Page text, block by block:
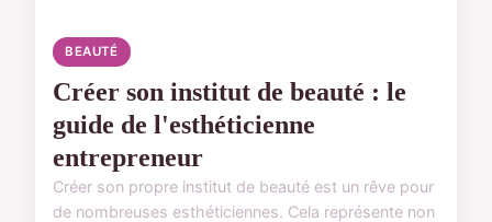
BEAUTÉ
Créer son institut de beauté : le
guide de l'esthéticienne
entrepreneur
Créer son propre institut de beauté est un rêve pour
de nombreuses esthéticiennes. Cela représente non